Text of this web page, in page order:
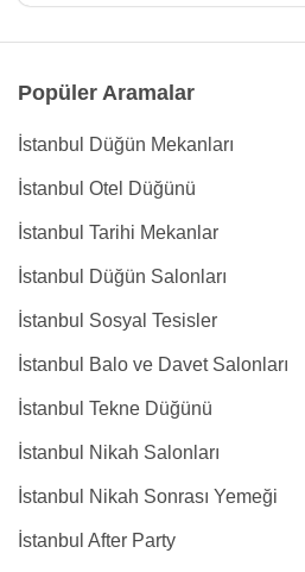
Popüler Aramalar
İstanbul Düğün Mekanları
İstanbul Otel Düğünü
İstanbul Tarihi Mekanlar
İstanbul Düğün Salonları
İstanbul Sosyal Tesisler
İstanbul Balo ve Davet Salonları
İstanbul Tekne Düğünü
İstanbul Nikah Salonları
İstanbul Nikah Sonrası Yemeği
İstanbul After Party